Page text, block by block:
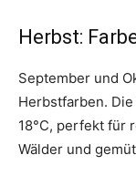
Herbst:
September und
Herbstfarben.
18°C, perfekt für
Wälder und